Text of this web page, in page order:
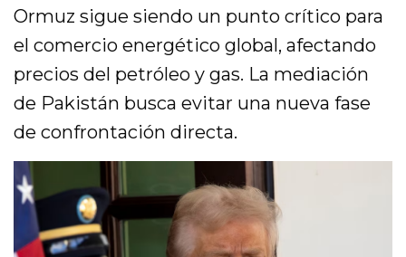
Ormuz sigue siendo un punto crítico para
el comercio energético global, afectando
precios del petróleo y gas. La mediación
de Pakistán busca evitar una nueva fase
de confrontación directa.